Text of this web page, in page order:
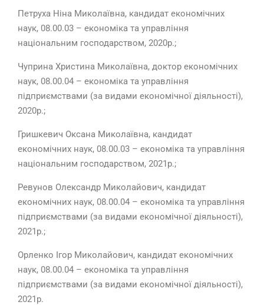
Петруха Ніна Миколаївна, кандидат економічних
наук, 08.00.03 – економіка та управління
національним господарством, 2020р.;
Чуприна Христина Миколаївна, доктор економічних
наук, 08.00.04 – економіка та управління
підприємствами (за видами економічної діяльності),
2020р.;
Гришкевич Оксана Миколаївна, кандидат
економічних наук, 08.00.03 – економіка та управління
національним господарством, 2021р.;
Ревунов Олександр Миколайович, кандидат
економічних наук, 08.00.04 – економіка та управління
підприємствами (за видами економічної діяльності),
2021р.;
Орленко Ігор Миколайович, кандидат економічних
наук, 08.00.04 – економіка та управління
підприємствами (за видами економічної діяльності),
2021р.